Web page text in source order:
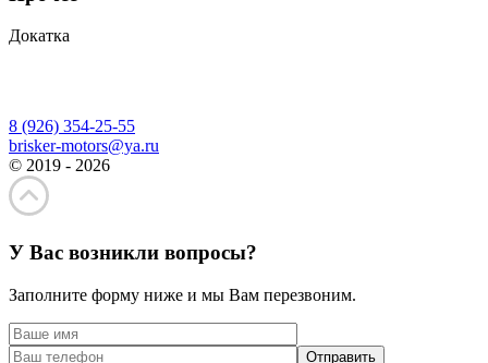
Докатка
8 (926) 354-25-55
brisker-motors@ya.ru
© 2019 - 2026
У Вас возникли вопросы?
Заполните форму ниже и мы Вам перезвоним.